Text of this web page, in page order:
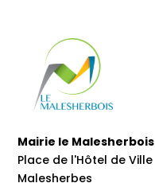
Mairie le Malesherbois
Place de l'Hôtel de Ville
Malesherbes